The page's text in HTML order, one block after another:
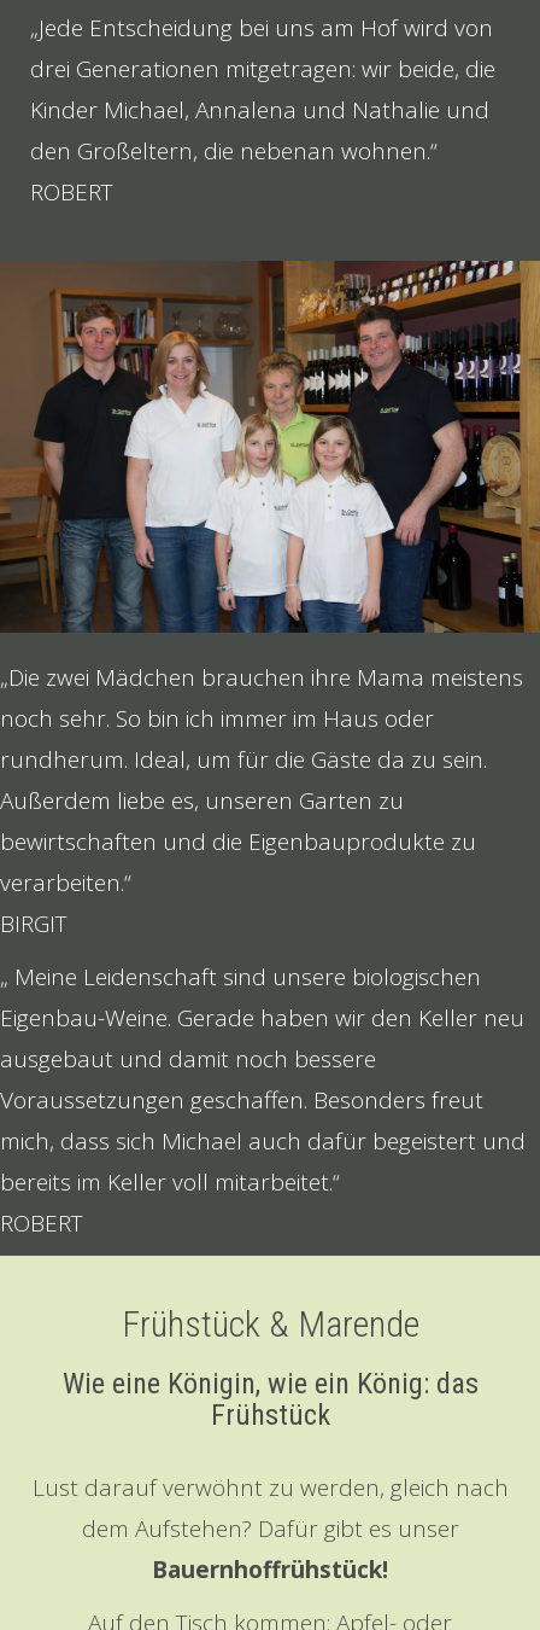
„Jede Entscheidung bei uns am Hof wird von
drei Generationen mitgetragen: wir beide, die
Kinder Michael, Annalena und Nathalie und
den Großeltern, die nebenan wohnen.“
ROBERT
„Die zwei Mädchen brauchen ihre Mama meistens
noch sehr. So bin ich immer im Haus oder
rundherum. Ideal, um für die Gäste da zu sein.
Außerdem liebe es, unseren Garten zu
bewirtschaften und die Eigenbauprodukte zu
verarbeiten.“
BIRGIT
„ Meine Leidenschaft sind unsere biologischen
Eigenbau-Weine. Gerade haben wir den Keller neu
ausgebaut und damit noch bessere
Voraussetzungen geschaffen. Besonders freut
mich, dass sich Michael auch dafür begeistert und
bereits im Keller voll mitarbeitet.“
ROBERT
Frühstück & Marende
Wie eine Königin, wie ein König: das
Frühstück
Lust darauf verwöhnt zu werden, gleich nach
dem Aufstehen? Dafür gibt es unser
Bauernhoffrühstück!
Auf den Tisch kommen: Apfel- oder